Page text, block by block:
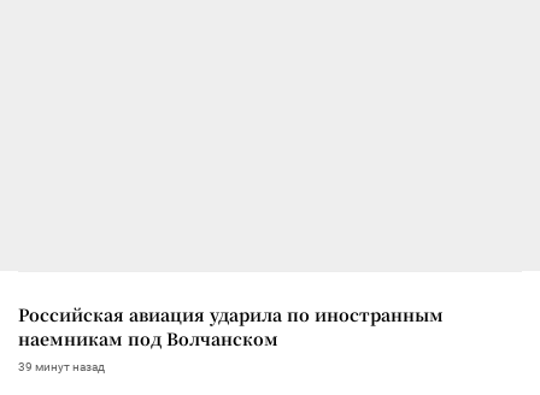
Российская авиация ударила по иностранным
наемникам под Волчанском
39 минут назад